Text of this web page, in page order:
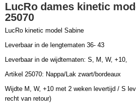
LucRo dames kinetic
25070
LucRo kinetic model Sabine
Leverbaar in de lengtematen 36- 43
Leverbaar in de wijdtematen: S, M, W, +10,
Artikel 25070: Nappa/Lak zwart/bordeaux
Wijdte M, W, +10 met 2 weken levertijd / S
recht van retour)